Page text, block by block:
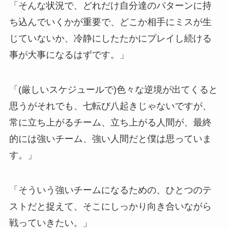
「そんな状況で、どれだけ自分達のパターンに持
ち込んでいくかが重要で、どこか相手にミスが生
じていないか、冷静にしたたかにプレイし続ける
事が大事になるはずです。」
「(厳しいスケジュールで)色々な逆境が出てくると
思うがそれでも、七転び八起きじゃないですが、
常に立ち上がるチーム、立ち上がる人間が、最終
的には強いチーム、強い人間だと僕は思っていま
す。」
「そういう強いチームになるための、ひとつのテ
ストだと捉えて、そこにしっかり向き合いながら
戦っていきたい。」